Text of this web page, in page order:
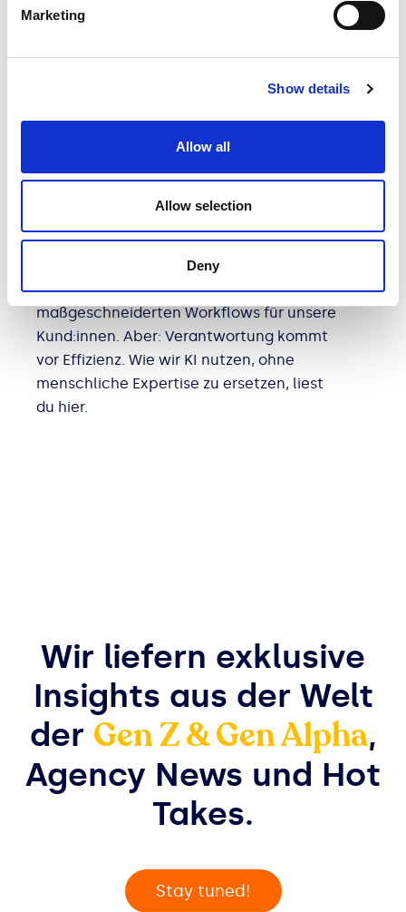
Marketing
Show details
Allow all
Allow selection
Deny
Haltung bleibt. KI hilft.
Künstliche Intelligenz gehört bei We are
Family zum Arbeitsalltag – vom Design
über Marktforschung bis hin zu
maßgeschneiderten Workflows für unsere
Kund:innen. Aber: Verantwortung kommt
vor Effizienz. Wie wir KI nutzen, ohne
menschliche Expertise zu ersetzen, liest
du hier.
Wir liefern exklusive
Insights aus der Welt
der Gen Z & Gen Alpha,
Agency News und Hot
Takes.
Stay tuned!